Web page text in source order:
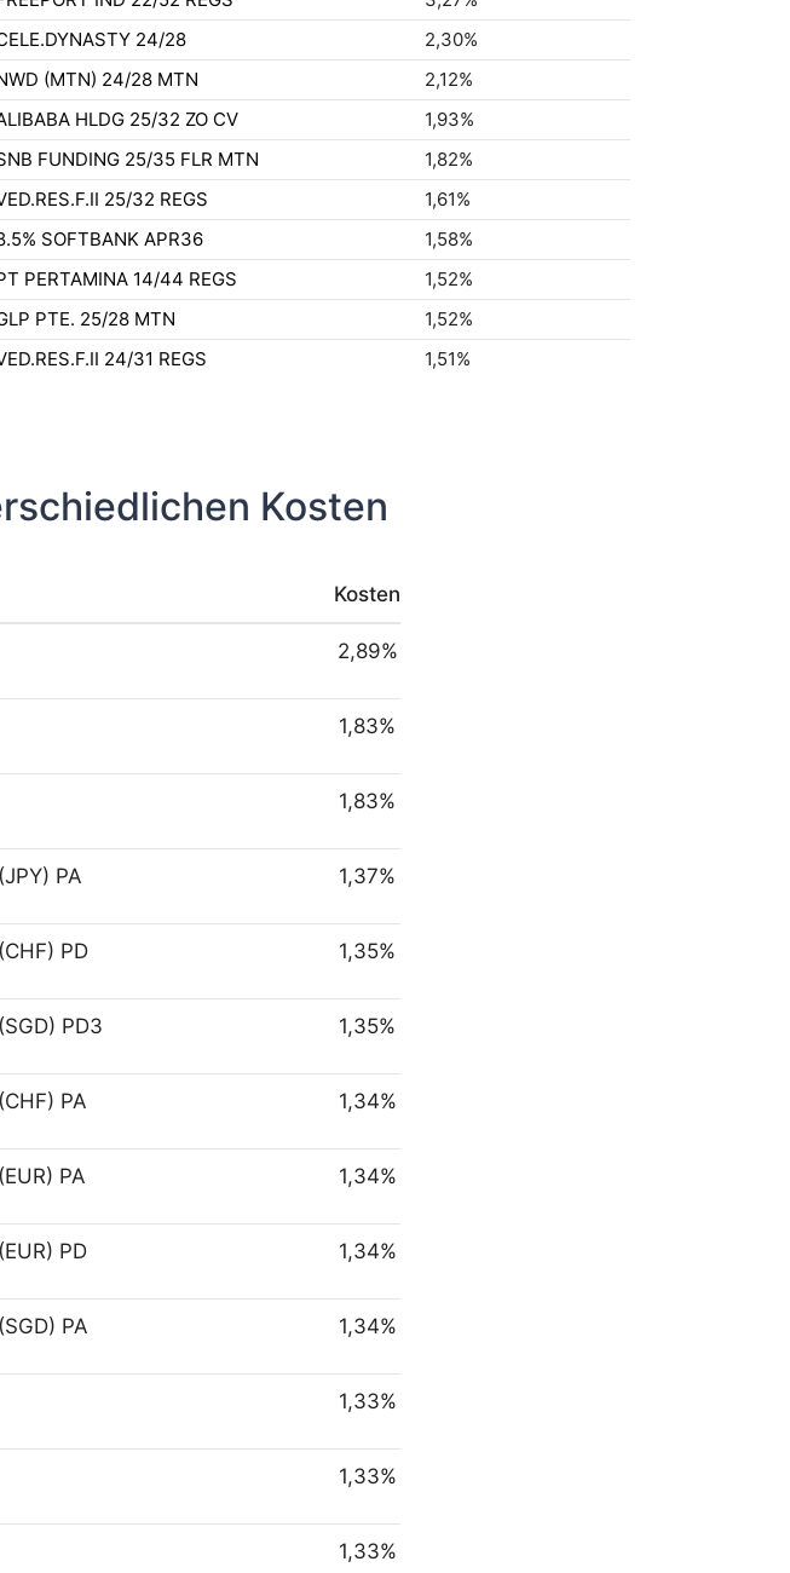
24/28
2,30%
(MTN) 24/28 MTN
2,12%
HLDG 25/32 ZO CV
1,93%
FUNDING 25/35 FLR MTN
1,82%
25/32 REGS
1,61%
SOFTBANK APR36
1,58%
PERTAMINA 14/44 REGS
1,52%
PTE. 25/28 MTN
1,52%
24/31 REGS
1,51%
Kosten
Kosten
2,89%
1,83%
1,83%
PA 1,37%
PD 1,35%
PD3 1,35%
PA 1,34%
PA 1,34%
PD 1,34%
PA 1,34%
1,33%
1,33%
1,33%